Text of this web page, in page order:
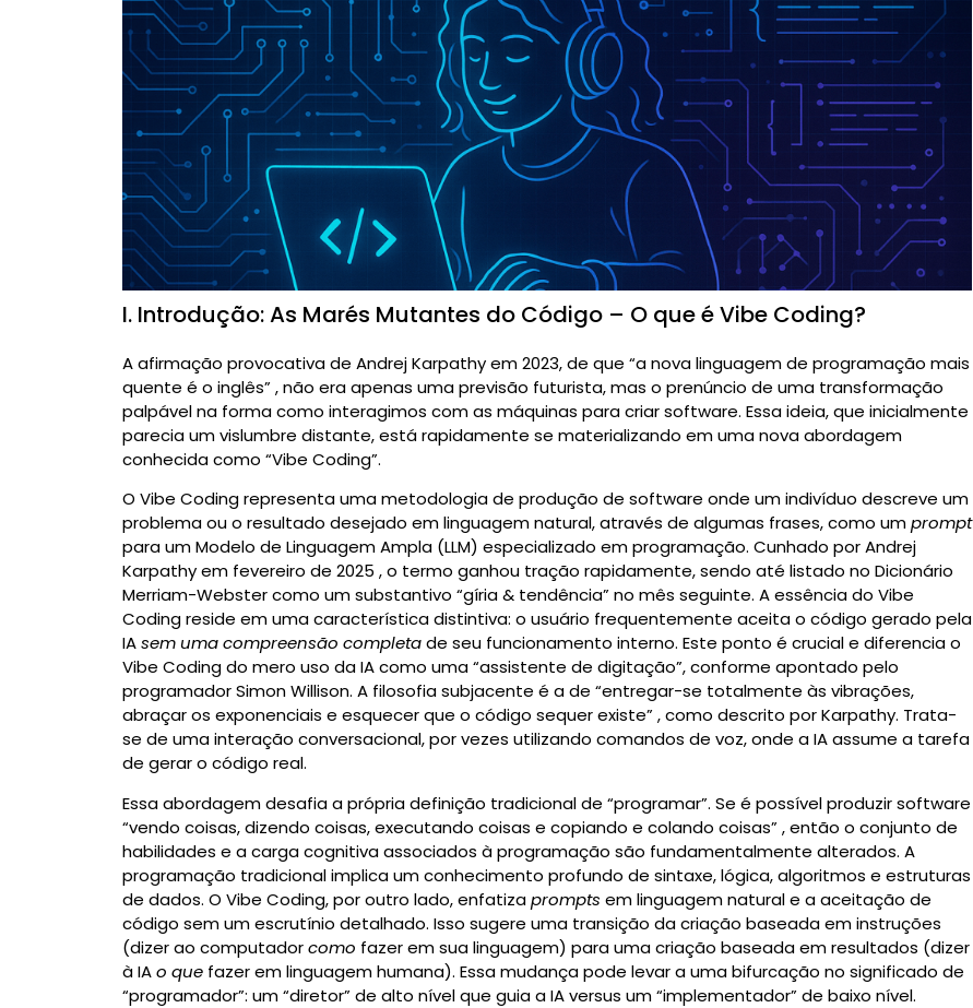
I. Introdução: As Marés Mutantes do Código – O que é Vibe Coding?
A afirmação provocativa de Andrej Karpathy em 2023, de que “a nova linguagem de programação mais
quente é o inglês”, não era apenas uma previsão futurista, mas o prenúncio de uma transformação
palpável na forma como interagimos com as máquinas para criar software. Essa ideia, que inicialmente
parecia um vislumbre distante, está rapidamente se materializando em uma nova abordagem
conhecida como “Vibe Coding”.
O Vibe Coding representa uma metodologia de produção de software onde um indivíduo descreve um
problema ou o resultado desejado em linguagem natural, através de algumas frases, como umprompt
para um Modelo de Linguagem Ampla (LLM) especializado em programação. Cunhado por Andrej
Karpathy em fevereiro de 2025 , o termo ganhou tração rapidamente, sendo até listado no Dicionário
Merriam-Webster como um substantivo “gíria & tendência” no mês seguinte. A essência do Vibe
Coding reside em uma característica distintiva: o usuário frequentemente aceita o código gerado pela
IAsem uma compreensão completade seu funcionamento interno. Este ponto é crucial e diferencia o
Vibe Coding do mero uso da IA como uma “assistente de digitação”, conforme apontado pelo
programador Simon Willison. A filosofia subjacente é a de “entregar-se totalmente às vibrações,
abraçar os exponenciais e esquecer que o código sequer existe”, como descrito por Karpathy. Trata-
se de uma interação conversacional, por vezes utilizando comandos de voz, onde a IA assume a tarefa
de gerar o código real.
Essa abordagem desafia a própria definição tradicional de “programar”. Se é possível produzir software
“vendo coisas, dizendo coisas, executando coisas e copiando e colando coisas”, então o conjunto de
habilidades e a carga cognitiva associados à programação são fundamentalmente alterados. A
programação tradicional implica um conhecimento profundo de sintaxe, lógica, algoritmos e estruturas
de dados. O Vibe Coding, por outro lado, enfatizaprompts em linguagem natural e a aceitação de
código sem um escrutínio detalhado. Isso sugere uma transição da criação baseada em instruções
(dizer ao computadorcomo fazer em sua linguagem) para uma criação baseada em resultados (dizer
à IAo que fazer em linguagem humana). Essa mudança pode levar a uma bifurcação no significado de
“programador”: um “diretor” de alto nível que guia a IA versus um “implementador” de baixo nível.